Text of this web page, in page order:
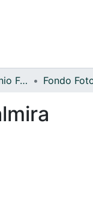
Archivo del Patrimonio Fotográfico y Fílmico del Valle del Cauca